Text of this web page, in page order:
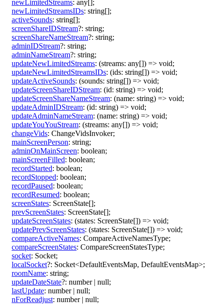
newLimitedStreams: any[];
newLimitedStreamsIDs: string[];
activeSounds: string[];
screenShareIDStream?: string;
screenShareNameStream?: string;
adminIDStream?: string;
adminNameStream?: string;
updateNewLimitedStreams: (streams: any[]) => void;
updateNewLimitedStreamsIDs: (ids: string[]) => void;
updateActiveSounds: (sounds: string[]) => void;
updateScreenShareIDStream: (id: string) => void;
updateScreenShareNameStream: (name: string) => void;
updateAdminIDStream: (id: string) => void;
updateAdminNameStream: (name: string) => void;
updateYouYouStream: (streams: any[]) => void;
changeVids: ChangeVidsInvoker;
mainScreenPerson: string;
adminOnMainScreen: boolean;
mainScreenFilled: boolean;
recordStarted: boolean;
recordStopped: boolean;
recordPaused: boolean;
recordResumed: boolean;
screenStates: ScreenState[];
prevScreenStates: ScreenState[];
updateScreenStates: (states: ScreenState[]) => void;
updatePrevScreenStates: (states: ScreenState[]) => void;
compareActiveNames: CompareActiveNamesType;
compareScreenStates: CompareScreenStatesType;
socket: Socket;
localSocket?: Socket<DefaultEventsMap, DefaultEventsMap>;
roomName: string;
updateDateState?: number | null;
lastUpdate: number | null;
nForReadjust: number | null;